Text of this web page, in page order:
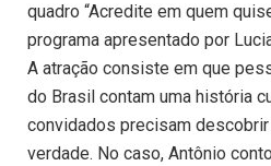
quadro “Acredite em quem
programa apresentado por
A atração consiste em que
do Brasil contam uma história
convidados precisam
verdade. No caso, Antônio